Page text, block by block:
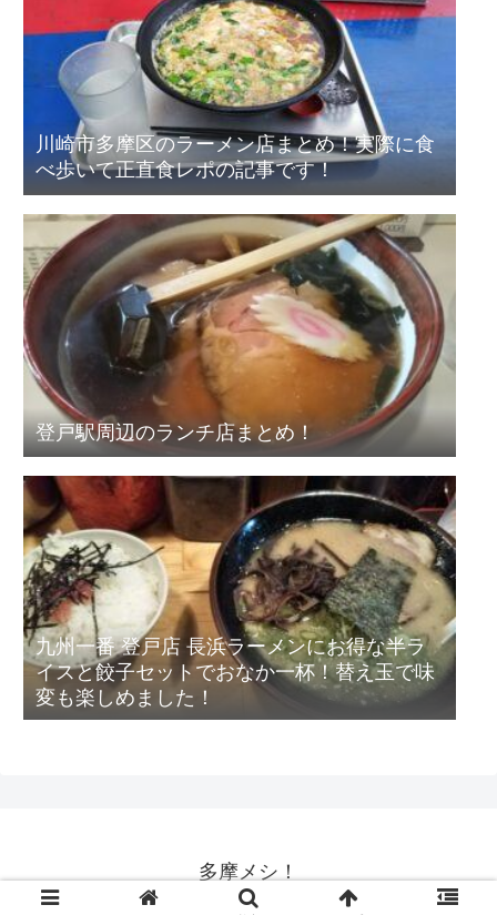
川崎市多摩区のラーメン店まとめ！実際に食
べ歩いて正直食レポの記事です！
登戸駅周辺のランチ店まとめ！
九州一番 登戸店 長浜ラーメンにお得な半ラ
イスと餃子セットでおなか一杯！替え玉で味
変も楽しめました！
多摩メシ！
Copyright © 2018-2026 多摩メシ！ All Rights Reserved.